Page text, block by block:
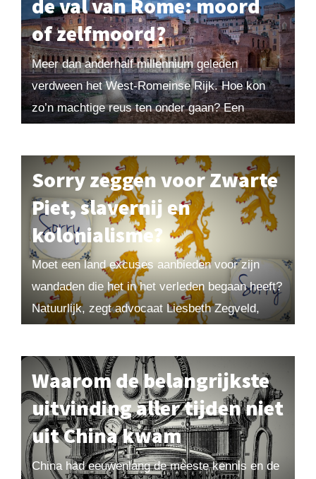
de val van Rome: moord
of zelfmoord?
Meer dan anderhalf millennium geleden
verdween het West-Romeinse Rijk. Hoe kon
zo’n machtige reus ten onder gaan? Een
Sorry zeggen voor Zwarte
Piet, slavernij en
kolonialisme?
Moet een land excuses aanbieden voor zijn
wandaden die het in het verleden begaan heeft?
Natuurlijk, zegt advocaat Liesbeth Zegveld,
Waarom de belangrijkste
uitvinding aller tijden niet
uit China kwam
China had eeuwenlang de meeste kennis en de